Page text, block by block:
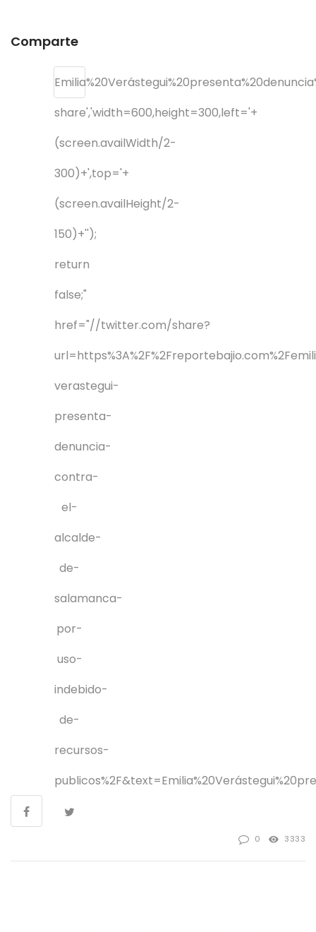
Comparte
share','width=600,height=300,left='+
(screen.availWidth/2-
300)+',top='+
(screen.availHeight/2-
150)+'');
return
false;"
href="//twitter.com/share?
verastegui-
presenta-
denuncia-
contra-
el-
alcalde-
de-
salamanca-
por-
uso-
indebido-
de-
recursos-
publicos%2F&text=
0 3333